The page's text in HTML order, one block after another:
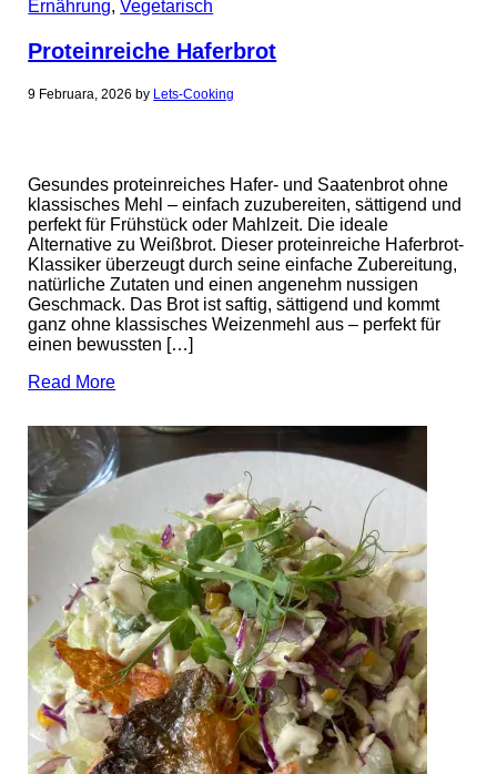
Ernährung,Vegetarisch
Proteinreiche Haferbrot
9 Februara, 2026 by Lets-Cooking
Gesundes proteinreiches Hafer- und Saatenbrot ohne
klassisches Mehl – einfach zuzubereiten, sättigend und
perfekt für Frühstück oder Mahlzeit. Die ideale
Alternative zu Weißbrot. Dieser proteinreiche Haferbrot-
Klassiker überzeugt durch seine einfache Zubereitung,
natürliche Zutaten und einen angenehm nussigen
Geschmack. Das Brot ist saftig, sättigend und kommt
ganz ohne klassisches Weizenmehl aus – perfekt für
einen bewussten […]
Read More